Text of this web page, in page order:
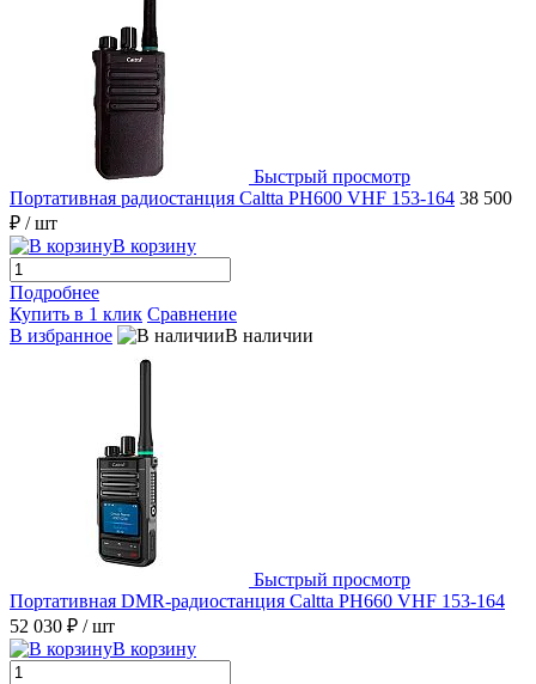
Быстрый просмотр
Портативная радиостанция Caltta PH600 VHF 153-164 38 500
₽ / шт
В корзину
Подробнее
Купить в 1 клик Сравнение
В избранное
В наличии
Быстрый просмотр
Портативная DMR-радиостанция Caltta PH660 VHF 153-164
52 030 ₽ / шт
В корзину